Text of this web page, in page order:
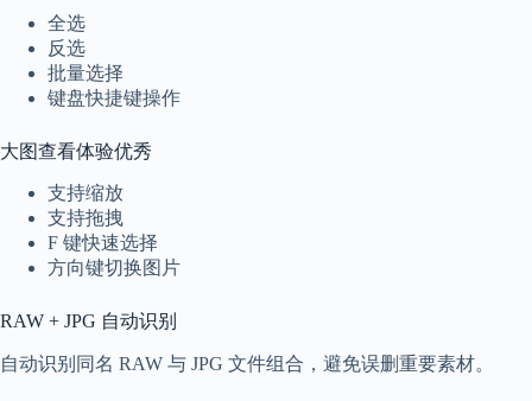
全选
反选
批量选择
键盘快捷键操作
大图查看体验优秀
支持缩放
支持拖拽
F 键快速选择
方向键切换图片
RAW + JPG 自动识别
自动识别同名 RAW 与 JPG 文件组合，避免误删重要素材。